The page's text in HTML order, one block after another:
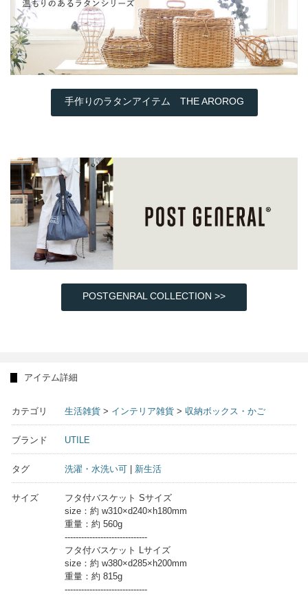
手作りのラタンアイテム THE AROROG
POSTGENRAL COLLECTION >>
アイテム詳細
カテゴリ 生活雑貨 > インテリア雑貨 > 収納ボックス・かご
ブランド UTILE
タグ 洗濯・水洗い可 新生活
サイズ
フタ付バスケット Sサイズ
size：約 w310×d240×h180mm
重量：約 560g
------------------------------
フタ付バスケット Lサイズ
size：約 w380×d285×h200mm
重量：約 815g
------------------------------